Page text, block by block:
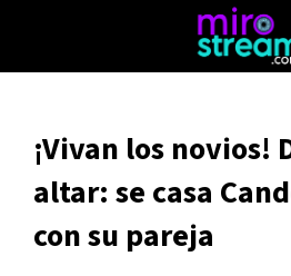
¡Vivan los novios!
altar: se casa
con su pareja